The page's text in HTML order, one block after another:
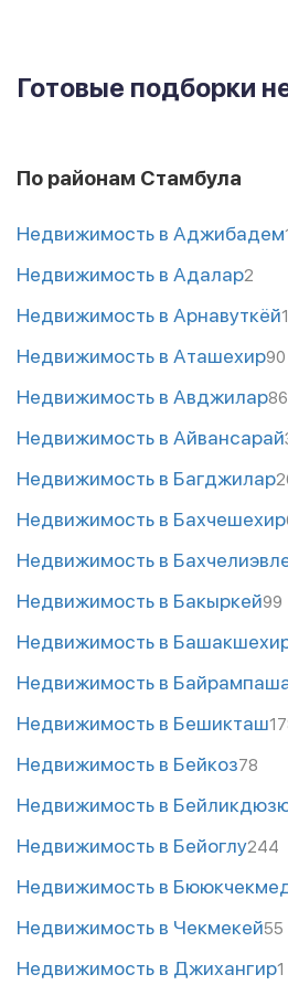
Готовые подборки
По районам Стамбула
Недвижимость в Аджибадем
Недвижимость в Адалар2
Недвижимость в Арнавуткёй
Недвижимость в Аташехир90
Недвижимость в Авджилар86
Недвижимость в Айвансарай
Недвижимость в Багджилар
Недвижимость в Бахчешехир
Недвижимость в
Недвижимость в Бакыркей99
Недвижимость в
Недвижимость в
Недвижимость в Бешикташ
Недвижимость в Бейкоз78
Недвижимость в
Недвижимость в Бейоглу244
Недвижимость в
Недвижимость в Чекмекей55
Недвижимость в Джихангир1